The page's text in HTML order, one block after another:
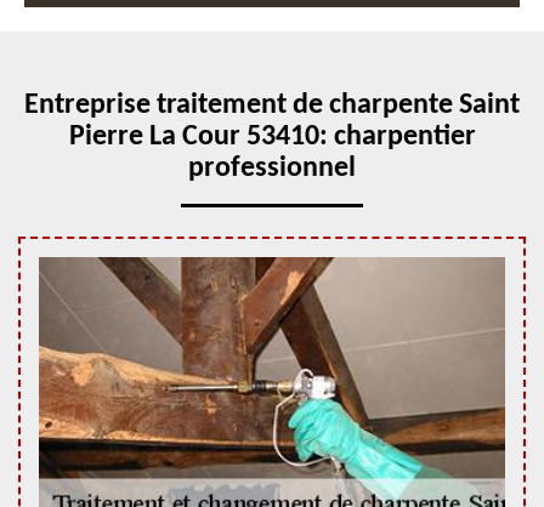
Entreprise traitement de charpente Saint
Pierre La Cour 53410: charpentier
professionnel